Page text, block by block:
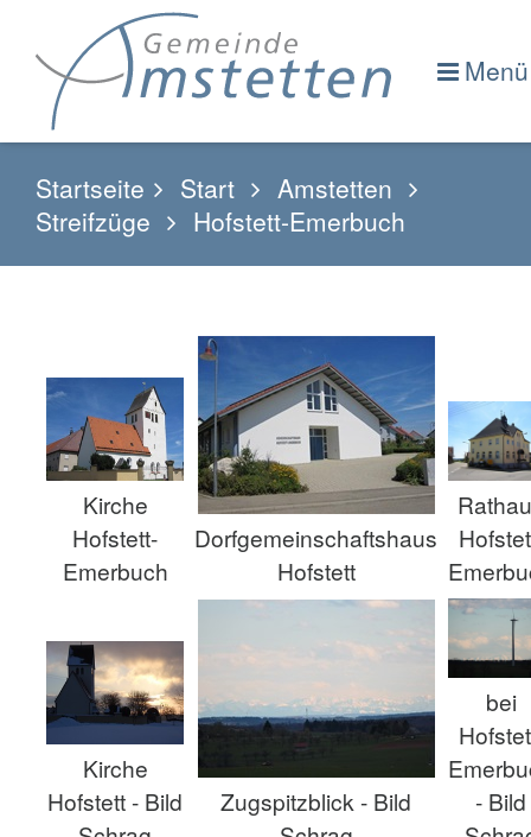
Menü
Startseite Start
Amstetten
Streifzüge
Hofstett-Emerbuch
Kirche
Hofstett-
Emerbuch
Dorfgemeinschaftshaus
Hofstett
Kirche
Hofstett - Bild
Zugspitzblick - Bild
bei
- Bild